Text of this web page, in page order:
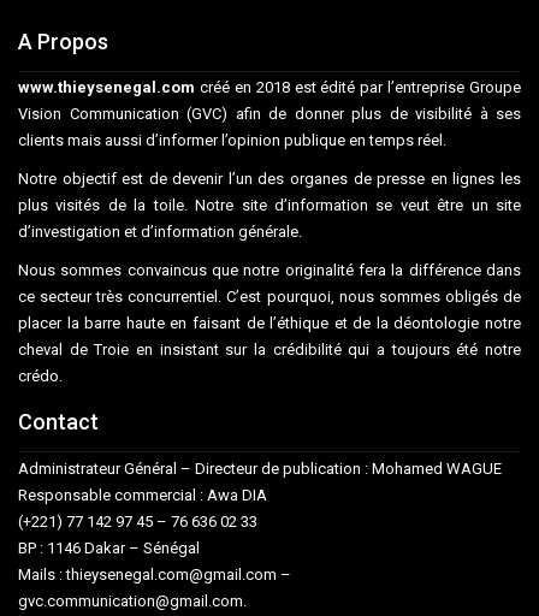
A Propos
www.thieysenegal.com créé en 2018 est édité par l’entreprise Groupe
Vision Communication (GVC) afin de donner plus de visibilité à ses
clients mais aussi d’informer l’opinion publique en temps réel.
Notre objectif est de devenir l’un des organes de presse en lignes les
plus visités de la toile. Notre site d’information se veut être un site
d’investigation et d’information générale.
Nous sommes convaincus que notre originalité fera la différence dans
ce secteur très concurrentiel. C’est pourquoi, nous sommes obligés de
placer la barre haute en faisant de l’éthique et de la déontologie notre
cheval de Troie en insistant sur la crédibilité qui a toujours été notre
crédo.
Contact
Administrateur Général – Directeur de publication : Mohamed WAGUE
Responsable commercial : Awa DIA
(+221) 77 142 97 45 – 76 636 02 33
BP : 1146 Dakar – Sénégal
Mails : thieysenegal.com@gmail.com –
gvc.communication@gmail.com.